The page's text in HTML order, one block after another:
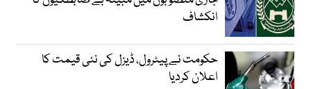
انکشاف
حکومت نے پیٹرول، ڈیزل کی نئی قیمت کا
اعلان کردیا